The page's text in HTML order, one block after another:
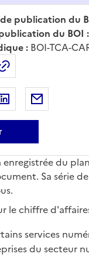
publication du
du BOI :
: BOI-TCA-
document au
Facebooksur Twitter
Partager sur
enregistrée du
Sa série
le chiffre
services
du secteur